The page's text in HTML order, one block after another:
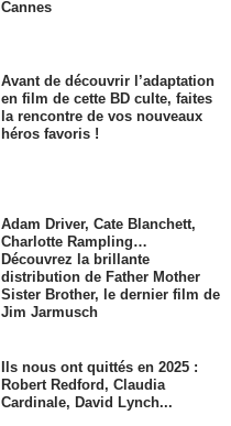
Cannes
Avant de découvrir l’adaptation
en film de cette BD culte, faites
la rencontre de vos nouveaux
héros favoris !
Adam Driver, Cate Blanchett,
Charlotte Rampling…
Découvrez la brillante
distribution de Father Mother
Sister Brother, le dernier film de
Jim Jarmusch
Ils nous ont quittés en 2025 :
Robert Redford, Claudia
Cardinale, David Lynch...